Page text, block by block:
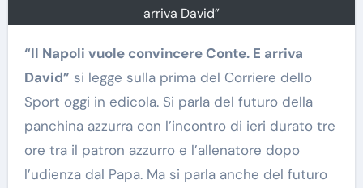
arriva David”
“Il Napoli vuole convincere Conte. E arriva
David” si legge sulla prima del Corriere dello
Sport oggi in edicola. Si parla del futuro della
panchina azzurra con l’incontro di ieri durato tre
ore tra il patron azzurro e l’allenatore dopo
l’udienza dal Papa. Ma si parla anche del futuro